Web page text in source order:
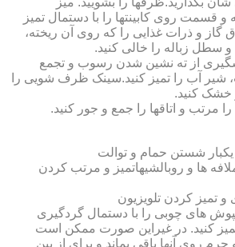
و قسمت روی کابینت‏ها را با دستمال تمیز
گاز و ذرات غذایی را که روی آن ریخته،
و سطل زباله را خالی کنید.
از ته نشین شدن رسوب و تجمع
شیر آب را تمیز کنید.سینک ظرف شویی را
کنید.
را مرتب و اتاق‏ها را جمع و جور کنید.
شستن حمام و توالت
شستن ملافه‏ ها و روبالشی‎هاتمیز و مرتب کردن
و تمیز کردن تلویزیون
های چوبی را با دستمال گردگیری
کنید. در غیراین صورت ممکن است
جرم روی آنها باقی بماند و برای از بین